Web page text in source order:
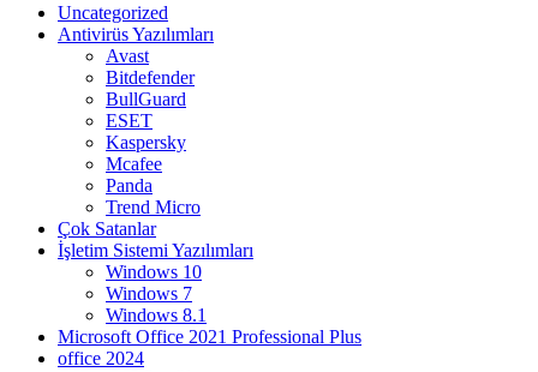
Uncategorized
Antivirüs Yazılımları
Avast
Bitdefender
BullGuard
ESET
Kaspersky
Mcafee
Panda
Trend Micro
Çok Satanlar
İşletim Sistemi Yazılımları
Windows 10
Windows 7
Windows 8.1
Microsoft Office 2021 Professional Plus
office 2024